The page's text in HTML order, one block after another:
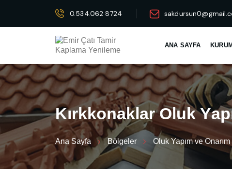
0.534.062 8724
ANA SAYFA
Kırkkonaklar Oluk Yap
Ana Sayfa Bölgeler Oluk Yapım ve Onarım